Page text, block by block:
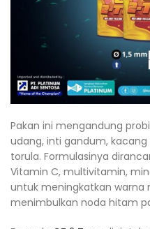
Pakan ini mengandung
udang, inti gandum, kacang
torula. Formulasinya
Vitamin C, multivitamin,
untuk meningkatkan warna
menimbulkan noda hitam